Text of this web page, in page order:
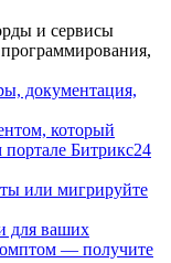
и сервисы
программирования,
документация,
который
Битрикс24
или мигрируйте
для ваших
— получите